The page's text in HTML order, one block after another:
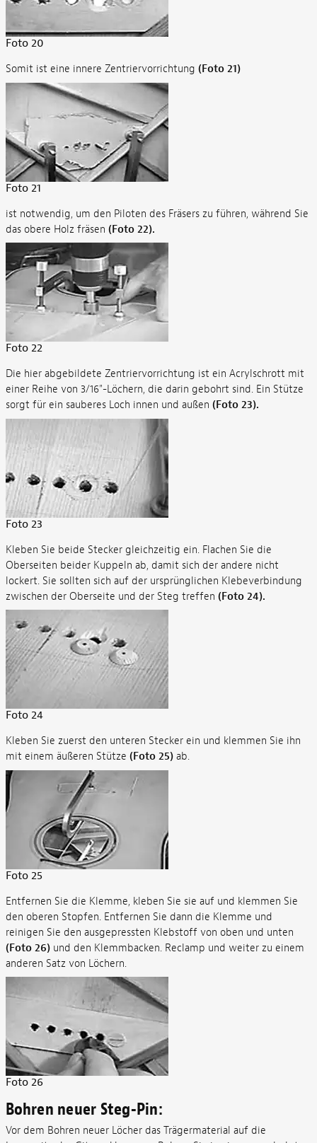
Foto 20
Somit ist eine innere Zentriervorrichtung (Foto 21)
Foto 21
ist notwendig, um den Piloten des Fräsers zu führen, während Sie
das obere Holz fräsen (Foto 22).
Foto 22
Die hier abgebildete Zentriervorrichtung ist ein Acrylschrott mit
einer Reihe von 3/16"-Löchern, die darin gebohrt sind. Ein Stütze
sorgt für ein sauberes Loch innen und außen (Foto 23).
Foto 23
Kleben Sie beide Stecker gleichzeitig ein. Flachen Sie die
Oberseiten beider Kuppeln ab, damit sich der andere nicht
lockert. Sie sollten sich auf der ursprünglichen Klebeverbindung
zwischen der Oberseite und der Steg treffen (Foto 24).
Foto 24
Kleben Sie zuerst den unteren Stecker ein und klemmen Sie ihn
mit einem äußeren Stütze (Foto 25)ab.
Foto 25
Entfernen Sie die Klemme, kleben Sie sie auf und klemmen Sie
den oberen Stopfen. Entfernen Sie dann die Klemme und
reinigen Sie den ausgepressten Klebstoff von oben und unten
(Foto 26)und den Klemmbacken. Reclamp und weiter zu einem
anderen Satz von Löchern.
Foto 26
Bohren neuer Steg-Pin:
Vor dem Bohren neuer Löcher das Trägermaterial auf die